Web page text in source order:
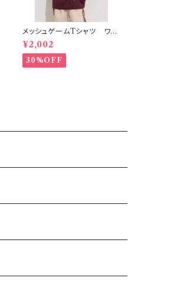
メッシュゲームTシャツ ワイ
ンレッド
¥2,002
30%OFF